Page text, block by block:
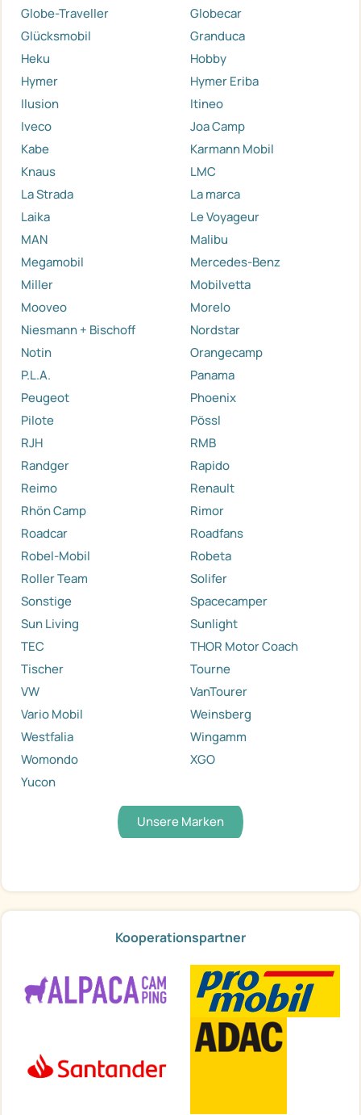
Globe-Traveller
Globecar
Glücksmobil
Granduca
Heku
Hobby
Hymer
Hymer Eriba
Ilusion
Itineo
Iveco
Joa Camp
Kabe
Karmann Mobil
Knaus
LMC
La Strada
La marca
Laika
Le Voyageur
MAN
Malibu
Megamobil
Mercedes-Benz
Miller
Mobilvetta
Mooveo
Morelo
Niesmann + Bischoff
Nordstar
Notin
Orangecamp
P.L.A.
Panama
Peugeot
Phoenix
Pilote
Pössl
RJH
RMB
Randger
Rapido
Reimo
Renault
Rhön Camp
Rimor
Roadcar
Roadfans
Robel-Mobil
Robeta
Roller Team
Solifer
Sonstige
Spacecamper
Sun Living
Sunlight
TEC
THOR Motor Coach
Tischer
Tourne
VW
VanTourer
Vario Mobil
Weinsberg
Westfalia
Wingamm
Womondo
XGO
Yucon
Unsere Marken
Kooperationspartner